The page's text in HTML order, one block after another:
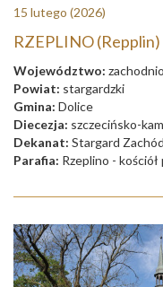
15 lutego (2026)
RZEPLINO (Repplin)
Województwo:
Powiat: stargardzki
Gmina: Dolice
Diecezja: szczecińsko-
Dekanat: Stargard Zachód
Parafia: Rzeplino -